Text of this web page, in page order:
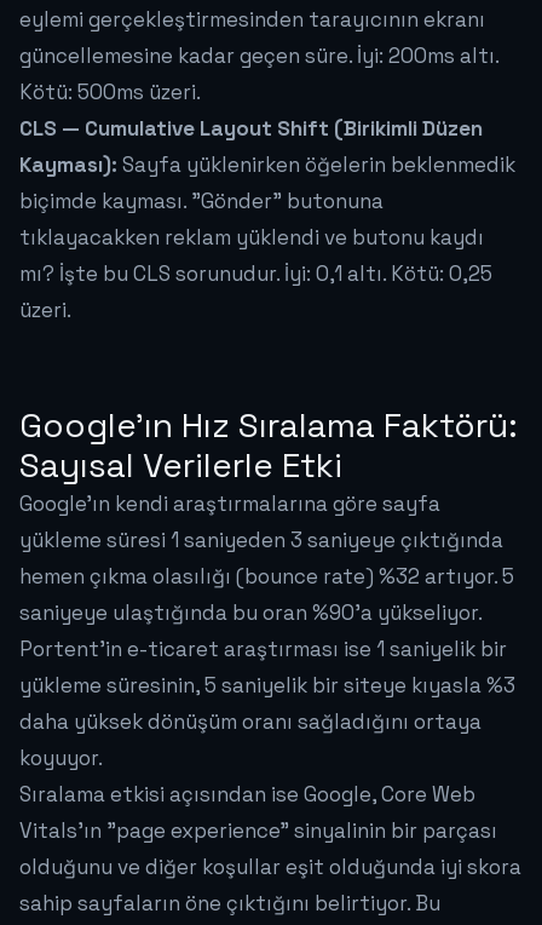
eylemi gerçekleştirmesinden tarayıcının ekranı
güncellemesine kadar geçen süre. İyi: 200ms altı.
Kötü: 500ms üzeri.
CLS — Cumulative Layout Shift (Birikimli Düzen
Kayması): Sayfa yüklenirken öğelerin beklenmedik
biçimde kayması. "Gönder" butonuna
tıklayacakken reklam yüklendi ve butonu kaydı
mı? İşte bu CLS sorunudur. İyi: 0,1 altı. Kötü: 0,25
üzeri.
Google'ın Hız Sıralama Faktörü:
Sayısal Verilerle Etki
Google'ın kendi araştırmalarına göre sayfa
yükleme süresi 1 saniyeden 3 saniyeye çıktığında
hemen çıkma olasılığı (bounce rate) %32 artıyor. 5
saniyeye ulaştığında bu oran %90'a yükseliyor.
Portent'in e-ticaret araştırması ise 1 saniyelik bir
yükleme süresinin, 5 saniyelik bir siteye kıyasla %3
daha yüksek dönüşüm oranı sağladığını ortaya
koyuyor.
Sıralama etkisi açısından ise Google, Core Web
Vitals'ın "page experience" sinyalinin bir parçası
olduğunu ve diğer koşullar eşit olduğunda iyi skora
sahip sayfaların öne çıktığını belirtiyor. Bu